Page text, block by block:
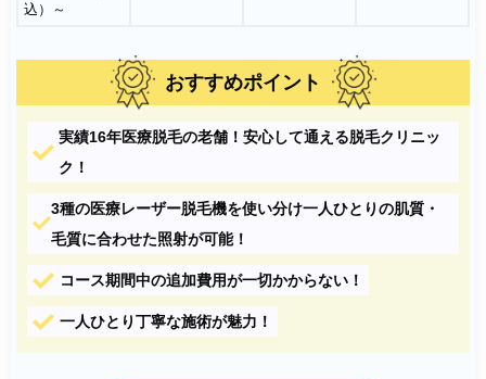
込）～
おすすめポイント
実績16年医療脱毛の老舗！安心して通える脱毛クリニッ
ク！
3種の医療レーザー脱毛機を使い分け一人ひとりの肌質・
毛質に合わせた照射が可能！
コース期間中の追加費用が一切かからない！
一人ひとり丁寧な施術が魅力！